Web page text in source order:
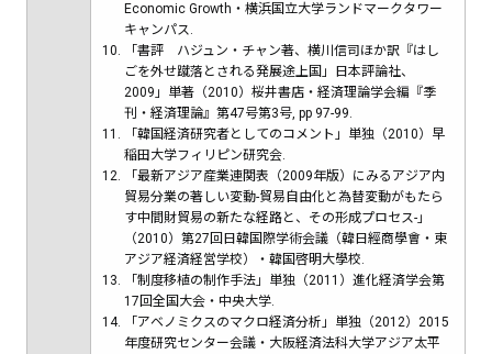
Economic Growth・横浜国立大学ランドマークタワー
キャンパス.
「書評 ハジュン・チャン著、横川信司ほか訳『はし
ごを外せ蹴落とされる発展途上国」日本評論社、
2009」単著（2010）桜井書店・経済理論学会編『季
刊・経済理論』第47号第3号, pp 97-99.
「韓国経済研究者としてのコメント」単独（2010）早
稲田大学フィリピン研究会.
「最新アジア産業連関表（2009年版）にみるアジア内
貿易分業の著しい変動-貿易自由化と為替変動がもたら
す中間財貿易の新たな経路と、その形成プロセス-」
（2010）第27回日韓国際学術会議（韓日經商學會・東
アジア経済経営学校）・韓国啓明大學校.
「制度移植の制作手法」単独（2011）進化経済学会第
17回全国大会・中央大学.
「アベノミクスのマクロ経済分析」単独（2012）2015
年度研究センター会議・大阪経済法科大学アジア太平